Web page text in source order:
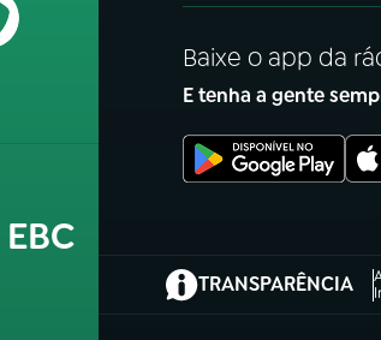
Baixe o app da
E tenha a gente
TRANSPARÊNCIA
(abre em nova aba)